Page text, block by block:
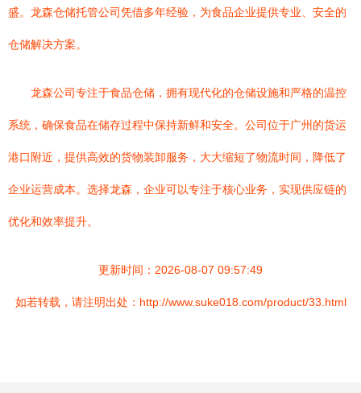
盛。龙森仓储托管公司凭借多年经验，为食品企业提供专业、安全的
仓储解决方案。
龙森公司专注于食品仓储，拥有现代化的仓储设施和严格的温控
系统，确保食品在储存过程中保持新鲜和安全。公司位于广州的货运
港口附近，提供高效的货物装卸服务，大大缩短了物流时间，降低了
企业运营成本。选择龙森，企业可以专注于核心业务，实现供应链的
优化和效率提升。
更新时间：2026-08-07 09:57:49
如若转载，请注明出处：http://www.suke018.com/product/33.html